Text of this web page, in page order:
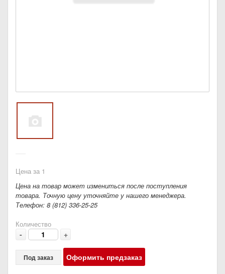
Цена за 1
Цена на товар может измениться после поступления
товара. Точную цену уточняйте у нашего менеджера.
Телефон: 8 (812) 336-25-25
Количество
- +
Под заказ Оформить предзаказ